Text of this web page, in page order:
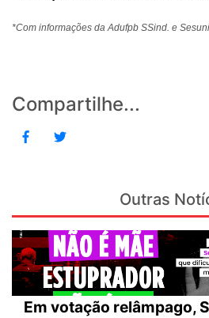
*Com informações da Adufpb SSind. e
Compartilhe...
Outras
Em votação relâmpago,